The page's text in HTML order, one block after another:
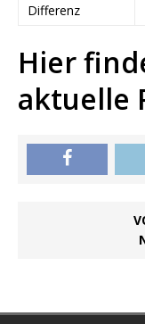
Differenz
Hier
aktuelle